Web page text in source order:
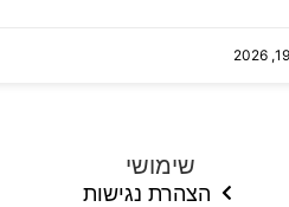
שימושי
הצהרת נגישות